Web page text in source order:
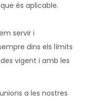
és aplicable.
servir i
dins els límits
vigent i amb les
a les nostres